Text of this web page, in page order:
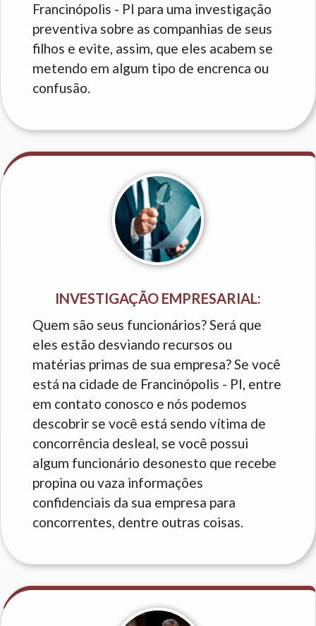
Francinópolis - PI para uma investigação
preventiva sobre as companhias de seus
filhos e evite, assim, que eles acabem se
metendo em algum tipo de encrenca ou
confusão.
INVESTIGAÇÃO EMPRESARIAL:
Quem são seus funcionários? Será que
eles estão desviando recursos ou
matérias primas de sua empresa? Se você
está na cidade de Francinópolis - PI, entre
em contato conosco e nós podemos
descobrir se você está sendo vítima de
concorrência desleal, se você possui
algum funcionário desonesto que recebe
propina ou vaza informações
confidenciais da sua empresa para
concorrentes, dentre outras coisas.